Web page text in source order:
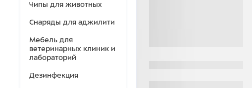
Чипы для животных
Снаряды для аджилити
Мебель для
ветеринарных клиник и
лабораторий
Дезинфекция